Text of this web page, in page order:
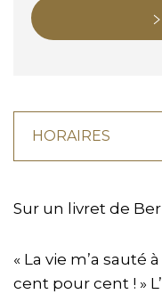
HORAIRES
Sur un livret de
« La vie m’a sauté
cent pour cent ! »